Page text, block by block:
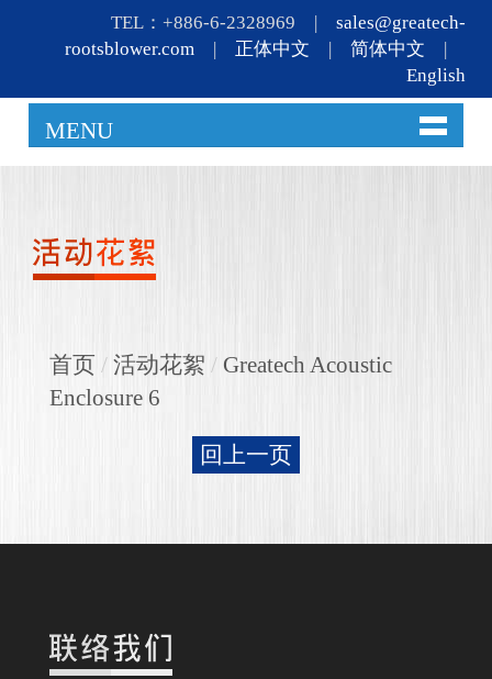
TEL：+886-6-2328969 |sales@greatech-
rootsblower.com | 正体中文 |简体中文 |
English
MENU
首页 / 活动花絮 / Greatech Acoustic
Enclosure 6
回上一页